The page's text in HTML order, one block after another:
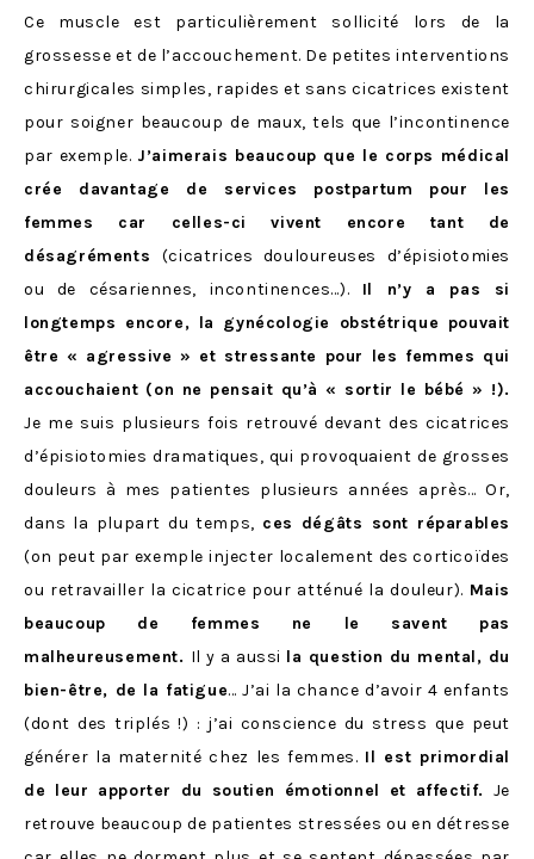
Ce muscle est particulièrement sollicité lors de la
grossesse et de l’accouchement. De petites interventions
chirurgicales simples, rapides et sans cicatrices existent
pour soigner beaucoup de maux, tels que l’incontinence
par exemple. J’aimerais beaucoup que le corps médical
crée davantage de services postpartum pour les
femmes car celles-ci vivent encore tant de
désagréments (cicatrices douloureuses d’épisiotomies
ou de césariennes, incontinences…). Il n’y a pas si
longtemps encore, la gynécologie obstétrique pouvait
être « agressive » et stressante pour les femmes qui
accouchaient (on ne pensait qu’à « sortir le bébé » !).
Je me suis plusieurs fois retrouvé devant des cicatrices
d’épisiotomies dramatiques, qui provoquaient de grosses
douleurs à mes patientes plusieurs années après… Or,
dans la plupart du temps, ces dégâts sont réparables
(on peut par exemple injecter localement des corticoïdes
ou retravailler la cicatrice pour atténué la douleur). Mais
beaucoup de femmes ne le savent pas
malheureusement. Il y a aussi la question du mental, du
bien-être, de la fatigue… J’ai la chance d’avoir 4 enfants
(dont des triplés !) : j’ai conscience du stress que peut
générer la maternité chez les femmes. Il est primordial
de leur apporter du soutien émotionnel et affectif. Je
retrouve beaucoup de patientes stressées ou en détresse